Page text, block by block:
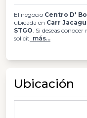
El negocio Centro D'
ubicada en Carr
STGO. Si deseas
solicit más...
Ubicación